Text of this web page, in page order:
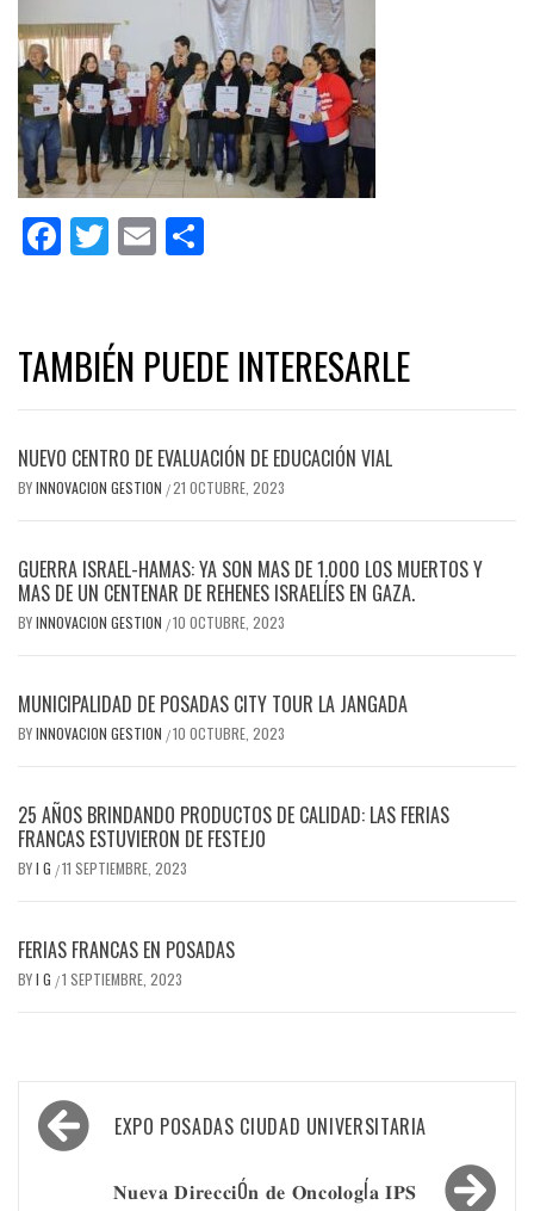
Facebook
Twitter
Email
TAMBIÉN PUEDE INTERESARLE
NUEVO CENTRO DE EVALUACIÓN DE EDUCACIÓN VIAL
BYINNOVACION GESTION /21 OCTUBRE, 2023
GUERRA ISRAEL-HAMAS: YA SON MAS DE 1.000 LOS MUERTOS Y
MAS DE UN CENTENAR DE REHENES ISRAELÍES EN GAZA.
BYINNOVACION GESTION /10 OCTUBRE, 2023
MUNICIPALIDAD DE POSADAS CITY TOUR LA JANGADA
BYINNOVACION GESTION /10 OCTUBRE, 2023
25 AÑOS BRINDANDO PRODUCTOS DE CALIDAD: LAS FERIAS
FRANCAS ESTUVIERON DE FESTEJO
BYI G /11 SEPTIEMBRE, 2023
FERIAS FRANCAS EN POSADAS
BYI G /1 SEPTIEMBRE, 2023
Navegación
de
entradas
EXPO POSADAS CIUDAD UNIVERSITARIA
𝐍𝐮𝐞𝐯𝐚 𝐃𝐢𝐫𝐞𝐜𝐜𝐢Ó𝐧 𝐝𝐞 𝐎𝐧𝐜𝐨𝐥𝐨𝐠Í𝐚 𝐈𝐏𝐒